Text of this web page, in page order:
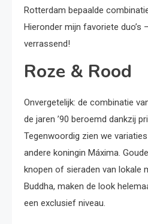
Rotterdam bepaalde
Hieronder mijn favoriete duo’s
verrassend!
Roze & Rood
Onvergetelijk: de combinatie
de jaren ’90 beroemd dankzij
Tegenwoordig zien we
andere koningin Máxima.
knopen of sieraden van lokale
Buddha, maken de look
een exclusief niveau.